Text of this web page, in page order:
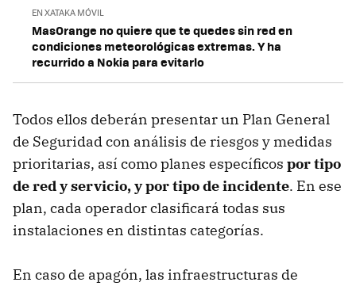
EN XATAKA MÓVIL
MasOrange no quiere que te quedes sin red en
condiciones meteorológicas extremas. Y ha
recurrido a Nokia para evitarlo
Todos ellos deberán presentar un Plan General
de Seguridad con análisis de riesgos y medidas
prioritarias, así como planes específicos por tipo
de red y servicio, y por tipo de incidente. En ese
plan, cada operador clasificará todas sus
instalaciones en distintas categorías.
En caso de apagón, las infraestructuras de